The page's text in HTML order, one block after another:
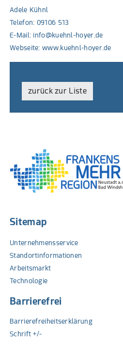
Adele Kühnl
Telefon: 09106 513
E-Mail: info@kuehnl-hoyer.de
Webseite: www.kuehnl-hoyer.de
zurück zur Liste
Sitemap
Unternehmensservice
Standortinformationen
Arbeitsmarkt
Technologie
Barrierefrei
Barrierefreiheitserklärung
Schrift +/-